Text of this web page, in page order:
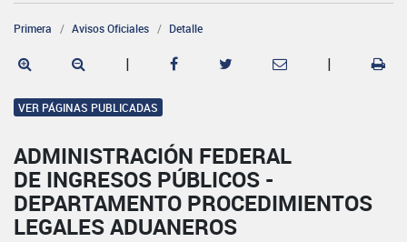
Primera Avisos Oficiales Detalle
| |
VER PÁGINAS PUBLICADAS
ADMINISTRACIÓN FEDERAL
DE INGRESOS PÚBLICOS -
DEPARTAMENTO PROCEDIMIENTOS
LEGALES ADUANEROS